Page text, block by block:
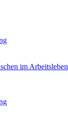
im Arbeitsleben